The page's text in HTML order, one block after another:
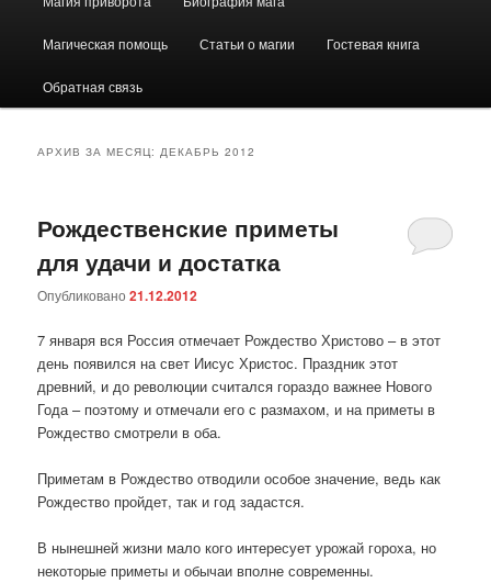
Магическая помощь Статьи о магии Гостевая книга
Обратная связь
АРХИВ ЗА МЕСЯЦ: ДЕКАБРЬ 2012
Рождественские приметы
для удачи и достатка
Опубликовано21.12.2012
7 января вся Россия отмечает Рождество Христово – в этот
день появился на свет Иисус Христос. Праздник этот
древний, и до революции считался гораздо важнее Нового
Года – поэтому и отмечали его с размахом, и на приметы в
Рождество смотрели в оба.
Приметам в Рождество отводили особое значение, ведь как
Рождество пройдет, так и год задастся.
В нынешней жизни мало кого интересует урожай гороха, но
некоторые приметы и обычаи вполне современны.